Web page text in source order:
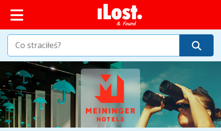
zawartości